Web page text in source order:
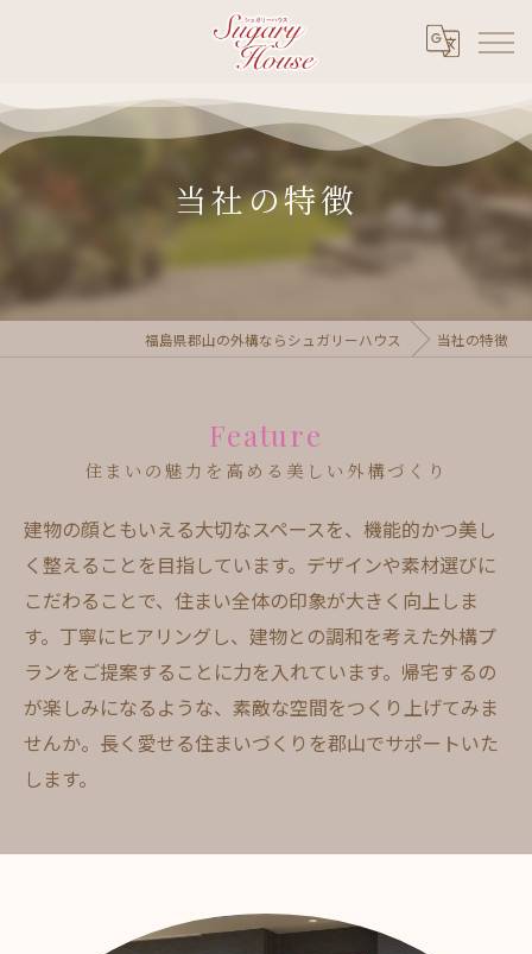
当社の特徴
福島県郡山の外構ならシュガリーハウス 当社の特徴
住まいの魅力を高める美しい外構づくり
Feature
建物の顔ともいえる大切なスペースを、機能的かつ美し
く整えることを目指しています。デザインや素材選びに
こだわることで、住まい全体の印象が大きく向上しま
す。丁寧にヒアリングし、建物との調和を考えた外構プ
ランをご提案することに力を入れています。帰宅するの
が楽しみになるような、素敵な空間をつくり上げてみま
せんか。長く愛せる住まいづくりを郡山でサポートいた
します。